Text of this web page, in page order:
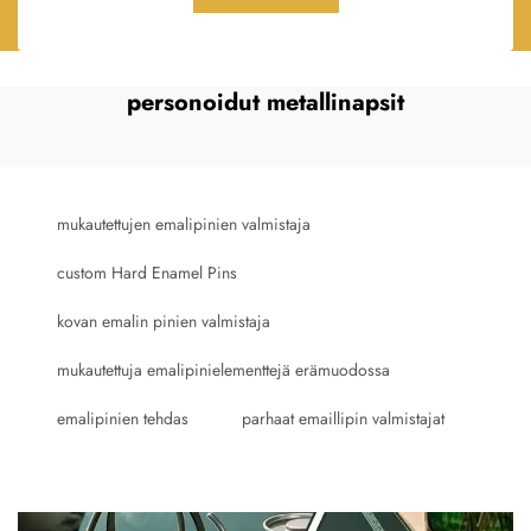
personoidut metallinapsit
mukautettujen emalipinien valmistaja
custom Hard Enamel Pins
kovan emalin pinien valmistaja
mukautettuja emalipinielementtejä erämuodossa
emalipinien tehdas parhaat emaillipin valmistajat